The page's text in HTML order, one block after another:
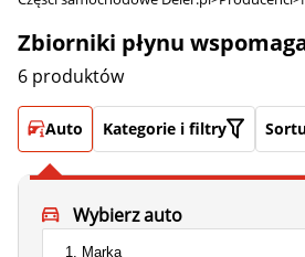
Zbiorniki płynu
6 produktów
Auto Kategorie i filtry
Wybierz auto